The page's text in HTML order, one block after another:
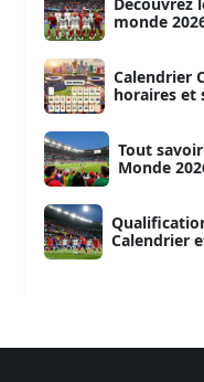
monde
Calendrier
horaires et
Tout
Monde
Calendrier